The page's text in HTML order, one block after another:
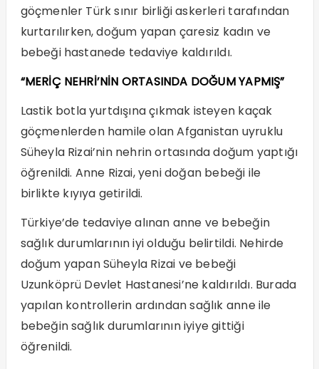
göçmenler Türk sınır birliği askerleri tarafından
kurtarılırken, doğum yapan çaresiz kadın ve
bebeği hastanede tedaviye kaldırıldı.
“MERİÇ NEHRİ’NİN ORTASINDA DOĞUM YAPMIŞ”
Lastik botla yurtdışına çıkmak isteyen kaçak
göçmenlerden hamile olan Afganistan uyruklu
Süheyla Rizai’nin nehrin ortasında doğum yaptığı
öğrenildi. Anne Rizai, yeni doğan bebeği ile
birlikte kıyıya getirildi.
Türkiye’de tedaviye alınan anne ve bebeğin
sağlık durumlarının iyi olduğu belirtildi. Nehirde
doğum yapan Süheyla Rizai ve bebeği
Uzunköprü Devlet Hastanesi’ne kaldırıldı. Burada
yapılan kontrollerin ardından sağlık anne ile
bebeğin sağlık durumlarının iyiye gittiği
öğrenildi.